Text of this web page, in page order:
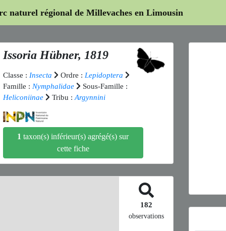
naturel régional de Millevaches en Limousin
IssoriaHübner, 1819
Classe : Insecta Ordre : Lepidoptera
Famille : Nymphalidae
Sous-Famille :
Heliconiinae
Tribu :Argynnini
1taxon(s) inférieur(s) agrégé(s) sur
cette fiche
182
observations